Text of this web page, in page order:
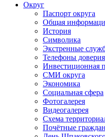
Округ
Паспорт округа
Общая
История
Символика
Экстренные
Телефоны доверия
Инвестиционная
СМИ округа
Экономика
Социальная сфера
Фотогалерея
Видеогалерея
Схема
Почётные